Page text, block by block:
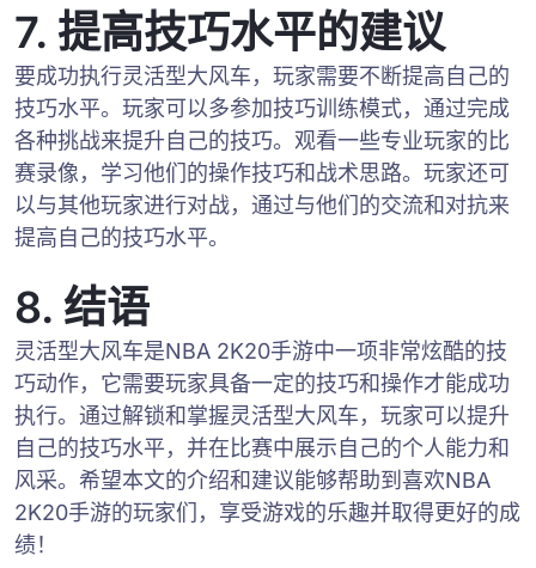
7. 提高技巧水平的建议
要成功执行灵活型大风车，玩家需要不断提高自己的
技巧水平。玩家可以多参加技巧训练模式，通过完成
各种挑战来提升自己的技巧。观看一些专业玩家的比
赛录像，学习他们的操作技巧和战术思路。玩家还可
以与其他玩家进行对战，通过与他们的交流和对抗来
提高自己的技巧水平。
8. 结语
灵活型大风车是NBA 2K20手游中一项非常炫酷的技
巧动作，它需要玩家具备一定的技巧和操作才能成功
执行。通过解锁和掌握灵活型大风车，玩家可以提升
自己的技巧水平，并在比赛中展示自己的个人能力和
风采。希望本文的介绍和建议能够帮助到喜欢NBA
2K20手游的玩家们，享受游戏的乐趣并取得更好的成
绩！